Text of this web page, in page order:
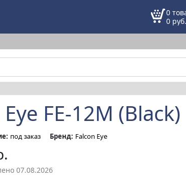
0
0 руб.
FE-12M (Black)
под заказ Бренд: Falcon Eye
07.08.2026